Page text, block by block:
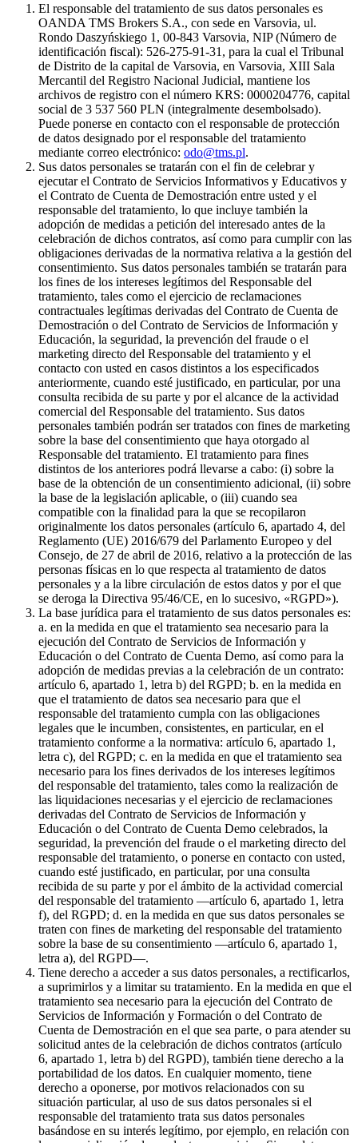
El responsable del tratamiento de sus datos personales es
OANDA TMS Brokers S.A., con sede en Varsovia, ul.
Rondo Daszyńskiego 1, 00-843 Varsovia, NIP (Número de
identificación fiscal): 526-275-91-31, para la cual el Tribunal
de Distrito de la capital de Varsovia, en Varsovia, XIII Sala
Mercantil del Registro Nacional Judicial, mantiene los
archivos de registro con el número KRS: 0000204776, capital
social de 3 537 560 PLN (integralmente desembolsado).
Puede ponerse en contacto con el responsable de protección
de datos designado por el responsable del tratamiento
mediante correo electrónico: odo@tms.pl.
Sus datos personales se tratarán con el fin de celebrar y
ejecutar el Contrato de Servicios Informativos y Educativos y
el Contrato de Cuenta de Demostración entre usted y el
responsable del tratamiento, lo que incluye también la
adopción de medidas a petición del interesado antes de la
celebración de dichos contratos, así como para cumplir con las
obligaciones derivadas de la normativa relativa a la gestión del
consentimiento. Sus datos personales también se tratarán para
los fines de los intereses legítimos del Responsable del
tratamiento, tales como el ejercicio de reclamaciones
contractuales legítimas derivadas del Contrato de Cuenta de
Demostración o del Contrato de Servicios de Información y
Educación, la seguridad, la prevención del fraude o el
marketing directo del Responsable del tratamiento y el
contacto con usted en casos distintos a los especificados
anteriormente, cuando esté justificado, en particular, por una
consulta recibida de su parte y por el alcance de la actividad
comercial del Responsable del tratamiento. Sus datos
personales también podrán ser tratados con fines de marketing
sobre la base del consentimiento que haya otorgado al
Responsable del tratamiento. El tratamiento para fines
distintos de los anteriores podrá llevarse a cabo: (i) sobre la
base de la obtención de un consentimiento adicional, (ii) sobre
la base de la legislación aplicable, o (iii) cuando sea
compatible con la finalidad para la que se recopilaron
originalmente los datos personales (artículo 6, apartado 4, del
Reglamento (UE) 2016/679 del Parlamento Europeo y del
Consejo, de 27 de abril de 2016, relativo a la protección de las
personas físicas en lo que respecta al tratamiento de datos
personales y a la libre circulación de estos datos y por el que
se deroga la Directiva 95/46/CE, en lo sucesivo, «RGPD»).
La base jurídica para el tratamiento de sus datos personales es:
a. en la medida en que el tratamiento sea necesario para la
ejecución del Contrato de Servicios de Información y
Educación o del Contrato de Cuenta Demo, así como para la
adopción de medidas previas a la celebración de un contrato:
artículo 6, apartado 1, letra b) del RGPD; b. en la medida en
que el tratamiento de datos sea necesario para que el
responsable del tratamiento cumpla con las obligaciones
legales que le incumben, consistentes, en particular, en el
tratamiento conforme a la normativa: artículo 6, apartado 1,
letra c), del RGPD; c. en la medida en que el tratamiento sea
necesario para los fines derivados de los intereses legítimos
del responsable del tratamiento, tales como la realización de
las liquidaciones necesarias y el ejercicio de reclamaciones
derivadas del Contrato de Servicios de Información y
Educación o del Contrato de Cuenta Demo celebrados, la
seguridad, la prevención del fraude o el marketing directo del
responsable del tratamiento, o ponerse en contacto con usted,
cuando esté justificado, en particular, por una consulta
recibida de su parte y por el ámbito de la actividad comercial
del responsable del tratamiento —artículo 6, apartado 1, letra
f), del RGPD; d. en la medida en que sus datos personales se
traten con fines de marketing del responsable del tratamiento
sobre la base de su consentimiento —artículo 6, apartado 1,
letra a), del RGPD—.
Tiene derecho a acceder a sus datos personales, a rectificarlos,
a suprimirlos y a limitar su tratamiento. En la medida en que el
tratamiento sea necesario para la ejecución del Contrato de
Servicios de Información y Formación o del Contrato de
Cuenta de Demostración en el que sea parte, o para atender su
solicitud antes de la celebración de dichos contratos (artículo
6, apartado 1, letra b) del RGPD), también tiene derecho a la
portabilidad de los datos. En cualquier momento, tiene
derecho a oponerse, por motivos relacionados con su
situación particular, al uso de sus datos personales si el
responsable del tratamiento trata sus datos personales
basándose en su interés legítimo, por ejemplo, en relación con